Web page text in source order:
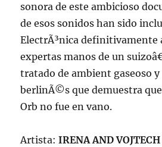
sonora de este ambicioso
de esos sonidos han sido
ElectrÃ³nica definitivamente
expertas manos de un
tratado de ambient gaseoso
berlinÃ©s que demuestra
Orb no fue en vano.
Artista:IRENA AND